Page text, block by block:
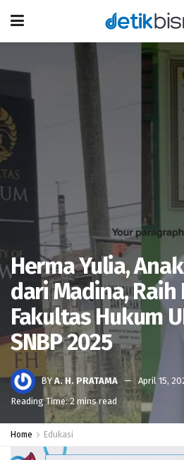
Herma Yulia,
dari Madina, Raih
Fakultas Hukum
SNBP 2025
BY A. H. PRATAMA
April 15,
Reading Time: 2 mins read
Home Edukasi